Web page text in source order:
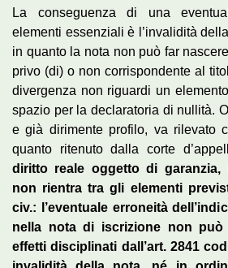
La conseguenza di una
elementi essenziali è l’invalidità
in quanto la nota non può far
privo (di) o non corrispondente al
divergenza non riguardi un
spazio per la declaratoria di nullità.
e già dirimente profilo, va rilevato
quanto ritenuto dalla corte
diritto reale oggetto di garanzia,
non rientra tra gli elementi
civ.: l’eventuale erroneità
nella nota di iscrizione non
effetti disciplinati dall’art. 2841